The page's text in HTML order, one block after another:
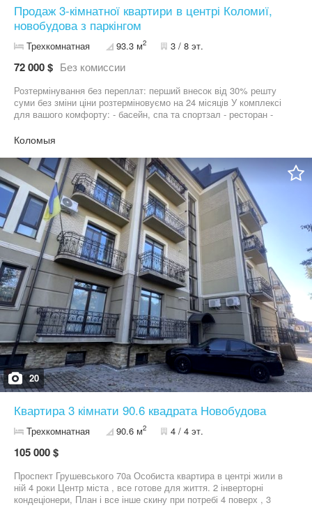
Продаж 3-кімнатної квартири в центрі Коломиї,
новобудова з паркінгом
Трехкомнатная 93.3 м2 3 / 8 эт.
72 000 $ Без комиссии
Розтермінування без переплат: перший внесок від 30% решту
суми без зміни ціни розтерміновуємо на 24 місяців У комплексі
для вашого комфорту: - басейн, спа та спортзал - ресторан -
Також: підземний паркінг, закритий двір, охорона, відеонагляд,
радістю відповім на всі запитання та організую показ! Менеджер
від будівельної компанії!
Коломыя
20
Квартира 3 кімнати 90.6 квадрата Новобудова
Трехкомнатная 90.6 м2 4 / 4 эт.
105 000 $
Проспект Грушевського 70а Особиста квартира в центрі жили в
ній 4 роки Центр міста , все готове для життя. 2 інверторні
кондеціонери, План і все інше скину при потребі 4 поверх , 3